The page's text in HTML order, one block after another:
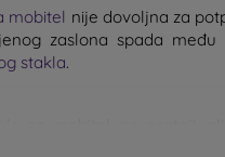
mobitel nije dovoljna za
zaslona spada
stakla.
ne treba podcjenjivati. Što